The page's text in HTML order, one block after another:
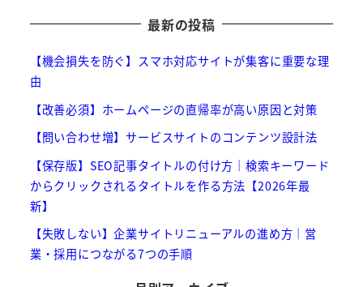
最新の投稿
【機会損失を防ぐ】スマホ対応サイトが集客に重要な理
由
【改善必須】ホームページの直帰率が高い原因と対策
【問い合わせ増】サービスサイトのコンテンツ設計法
【保存版】SEO記事タイトルの付け方｜検索キーワード
からクリックされるタイトルを作る方法【2026年最
新】
【失敗しない】企業サイトリニューアルの進め方｜営
業・採用につながる7つの手順